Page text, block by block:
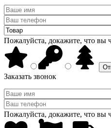
Пожалуйста, докажите, что вы
Заказать звонок
Пожалуйста, докажите, что вы